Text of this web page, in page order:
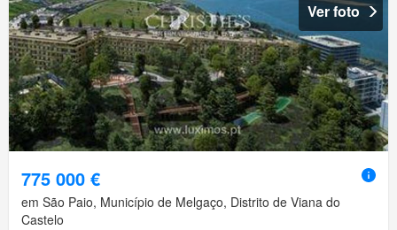
Ver foto
775 000 €
em São Paio, Município de Melgaço, Distrito de Viana do
Castelo